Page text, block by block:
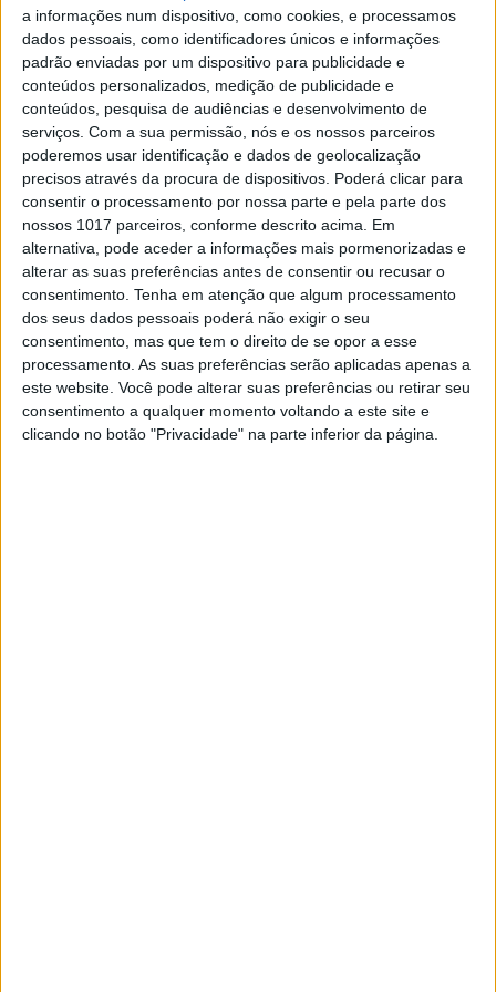
a informações num dispositivo, como cookies, e processamos
dados pessoais, como identificadores únicos e informações
padrão enviadas por um dispositivo para publicidade e
conteúdos personalizados, medição de publicidade e
conteúdos, pesquisa de audiências e desenvolvimento de
serviços. Com a sua permissão, nós e os nossos parceiros
poderemos usar identificação e dados de geolocalização
precisos através da procura de dispositivos. Poderá clicar para
consentir o processamento por nossa parte e pela parte dos
nossos 1017 parceiros, conforme descrito acima. Em
alternativa, pode aceder a informações mais pormenorizadas e
alterar as suas preferências antes de consentir ou recusar o
consentimento. Tenha em atenção que algum processamento
dos seus dados pessoais poderá não exigir o seu
consentimento, mas que tem o direito de se opor a esse
processamento. As suas preferências serão aplicadas apenas a
este website. Você pode alterar suas preferências ou retirar seu
consentimento a qualquer momento voltando a este site e
clicando no botão "Privacidade" na parte inferior da página.
A Frunk.at desenvolve malas frontais, conhecidas
por frunks, para mais de uma dezena de
automóveis. Testamos esta solução num Kia e-
Niro.
ATUALIDADE
Mala-robô usa Inteligência